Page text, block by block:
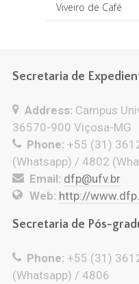
Viveiro de Café
Secretaria de
Address: Campus
36570-900 Viçosa-MG
Phone: +55 (31)
(Whatsapp) / 4802
Email: dfp@ufv.br
Web: http://
Secretaria de Pós-
Phone: +55 (31)
(Whatsapp) / 4806